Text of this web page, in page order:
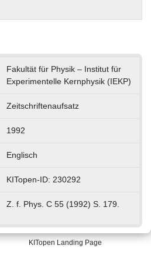
Fakultät für Physik – Institut für
Experimentelle Kernphysik (IEKP)
Zeitschriftenaufsatz
1992
Englisch
KITopen-ID: 230292
Z. f. Phys. C 55 (1992) S. 179.
KITopen Landing Page